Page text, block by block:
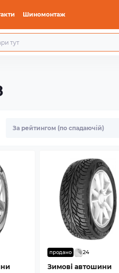
Шиномонтаж
продано 24
Зимові автошини